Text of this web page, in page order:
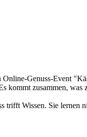
Genuss-Event
zusammen, was
Wissen. Sie lernen